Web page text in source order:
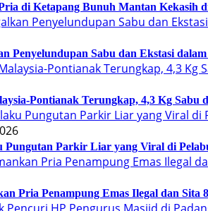
di Ketapang Bunuh Mantan Kekasih
Penyelundupan Sabu dan Ekstasi
Pontianak Terungkap, 4,3 Kg Sabu
Pungutan Parkir Liar yang Viral di
Pria Penampung Emas Ilegal dan Sita